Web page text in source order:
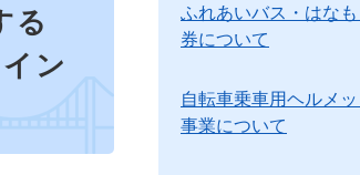
る
ン
ふれあいバス・はな
券について
自転車乗車用ヘルメ
事業について